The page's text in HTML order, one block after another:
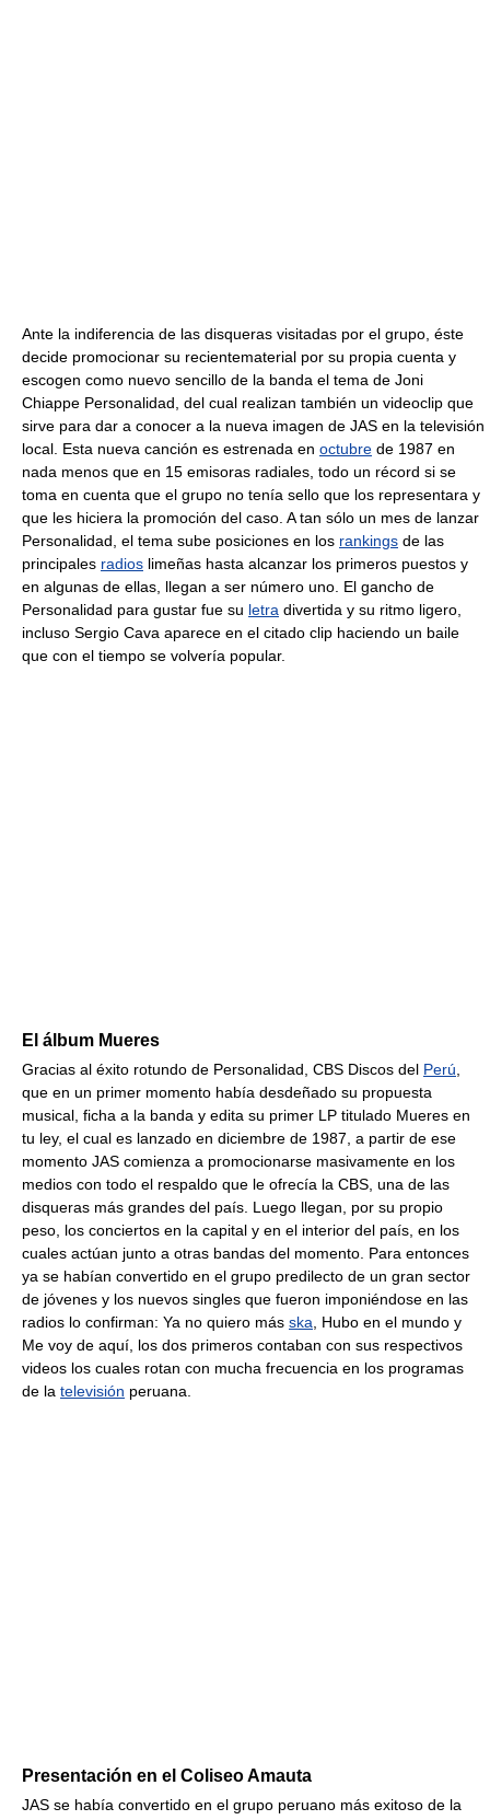
Ante la indiferencia de las disqueras visitadas por el grupo, éste
decide promocionar su recientematerial por su propia cuenta y
escogen como nuevo sencillo de la banda el tema de Joni
Chiappe Personalidad, del cual realizan también un videoclip que
sirve para dar a conocer a la nueva imagen de JAS en la televisión
local. Esta nueva canción es estrenada en octubre de 1987 en
nada menos que en 15 emisoras radiales, todo un récord si se
toma en cuenta que el grupo no tenía sello que los representara y
que les hiciera la promoción del caso. A tan sólo un mes de lanzar
Personalidad, el tema sube posiciones en los rankings de las
principales radios limeñas hasta alcanzar los primeros puestos y
en algunas de ellas, llegan a ser número uno. El gancho de
Personalidad para gustar fue su letra divertida y su ritmo ligero,
incluso Sergio Cava aparece en el citado clip haciendo un baile
que con el tiempo se volvería popular.
El álbum Mueres
Gracias al éxito rotundo de Personalidad, CBS Discos del Perú
que en un primer momento había desdeñado su propuesta
musical, ficha a la banda y edita su primer LP titulado Mueres en
tu ley, el cual es lanzado en diciembre de 1987, a partir de ese
momento JAS comienza a promocionarse masivamente en los
medios con todo el respaldo que le ofrecía la CBS, una de las
disqueras más grandes del país. Luego llegan, por su propio
peso, los conciertos en la capital y en el interior del país, en los
cuales actúan junto a otras bandas del momento. Para entonces
ya se habían convertido en el grupo predilecto de un gran sector
de jóvenes y los nuevos singles que fueron imponiéndose en las
radios lo confirman: Ya no quiero más ska , Hubo en el mundo y
Me voy de aquí, los dos primeros contaban con sus respectivos
videos los cuales rotan con mucha frecuencia en los programas
de la televisión peruana.
Presentación en el Coliseo Amauta
JAS se había convertido en el grupo peruano más exitoso de la